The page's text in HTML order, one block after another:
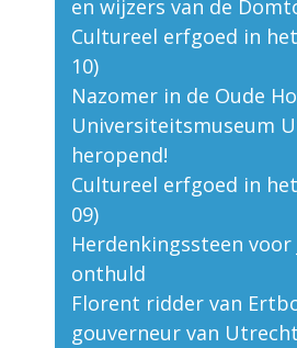
en wijzers van de
Cultureel erfgoed in
10)
Nazomer in de Oude
Universiteitsmuseum
heropend!
Cultureel erfgoed in
09)
Herdenkingssteen voor
onthuld
Florent ridder van
gouverneur van